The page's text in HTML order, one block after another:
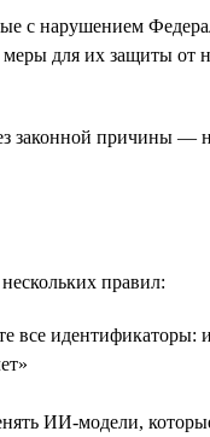
с нарушением
для их защиты
законной причины —
правил:
все
ИИ-модели,